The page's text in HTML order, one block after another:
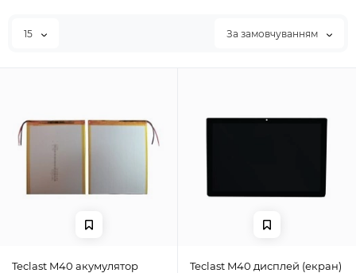
15 За замовчуванням
Teclast M40 акумулятор
Teclast M40 дисплей (екран)